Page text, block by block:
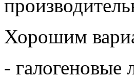
Хорошим
- галогеновые